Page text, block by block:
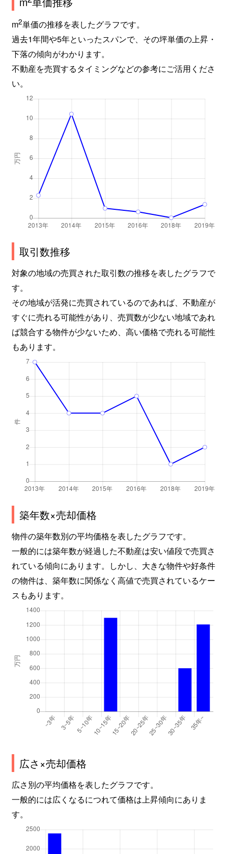
m2単価の推移を表したグラフです。
過去1年間や5年といったスパンで、その坪単価の上昇・
下落の傾向がわかります。
不動産を売買するタイミングなどの参考にご活用くださ
い。
取引数推移
対象の地域の売買された取引数の推移を表したグラフで
す。
その地域が活発に売買されているのであれば、不動産が
すぐに売れる可能性があり、売買数が少ない地域であれ
ば競合する物件が少ないため、高い価格で売れる可能性
もあります。
築年数×売却価格
物件の築年数別の平均価格を表したグラフです。
一般的には築年数が経過した不動産は安い値段で売買さ
れている傾向にあります。しかし、大きな物件や好条件
の物件は、築年数に関係なく高値で売買されているケー
スもあります。
広さ×売却価格
広さ別の平均価格を表したグラフです。
一般的には広くなるにつれて価格は上昇傾向にありま
す。